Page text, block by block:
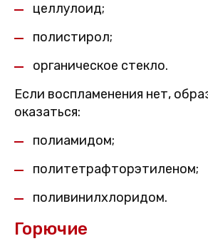
целлулоид;
полистирол;
органическое стекло.
Если воспламенения нет,
оказаться:
полиамидом;
политетрафторэтиленом;
поливинилхлоридом.
Горючие